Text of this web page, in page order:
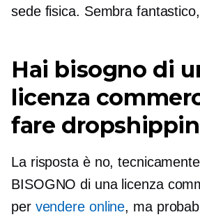
sede fisica. Sembra
Hai bisogno di
licenza
fare
La risposta è no,
BISOGNO di una licenza
per vendere online, ma